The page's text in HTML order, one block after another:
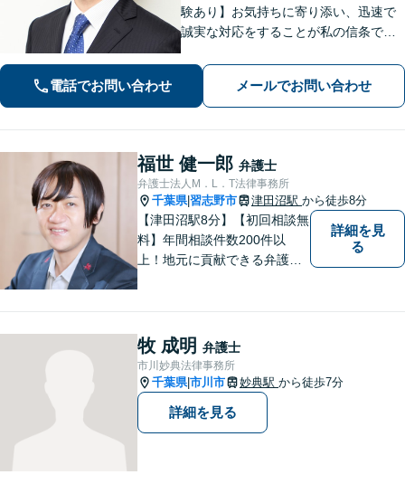
験あり】お気持ちに寄り添い、迅速で
誠実な対応をすることが私の信条で
し、最高のリーガルサービスをご提供
します。お気軽にご相談ください【初
回面談30分無料】【平日夜間対応可】
電話でお問い合わせ メールでお問い合わせ
福世 健一郎 弁護士
弁護士法人M．L．T法律事務所
千葉県|習志野市 津田沼駅 から徒歩8分
【津田沼駅8分】【初回相談無
料】年間相談件数200件以
上！地元に貢献できる弁護士
貞に関して実績多数、女性側
からのご相談にも注力してい
ます。あなたの思いをしっか
りと伺います。
詳細を見
る
牧 成明 弁護士
市川妙典法律事務所
千葉県|市川市 妙典駅 から徒歩7分
詳細を見る